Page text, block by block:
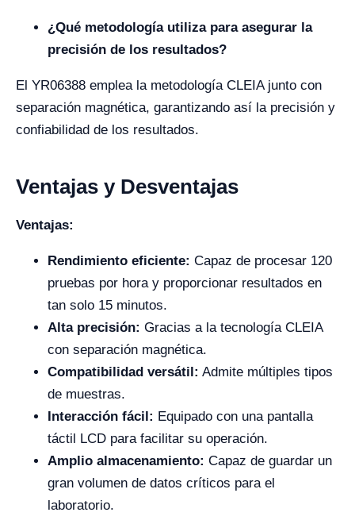
¿Qué metodología utiliza para asegurar la
precisión de los resultados?
El YR06388 emplea la metodología CLEIA junto con
separación magnética, garantizando así la precisión y
confiabilidad de los resultados.
Ventajas y Desventajas
Ventajas:
Rendimiento eficiente: Capaz de procesar 120
pruebas por hora y proporcionar resultados en
tan solo 15 minutos.
Alta precisión: Gracias a la tecnología CLEIA
con separación magnética.
Compatibilidad versátil: Admite múltiples tipos
de muestras.
Interacción fácil: Equipado con una pantalla
táctil LCD para facilitar su operación.
Amplio almacenamiento: Capaz de guardar un
gran volumen de datos críticos para el
laboratorio.